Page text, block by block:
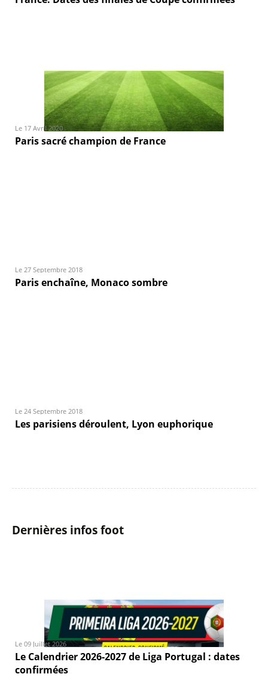
Le 17 Avril 2020
Paris sacré champion de France
Le 27 Septembre 2018
Paris enchaîne, Monaco sombre
Le 24 Septembre 2018
Les parisiens déroulent, Lyon euphorique
Dernières infos foot
Le 09 Juillet 2026
Le Calendrier 2026-2027 de Liga Portugal : dates
confirmées